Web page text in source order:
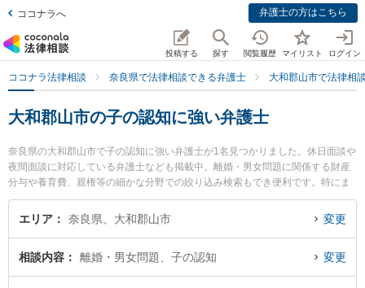
ココナラへ 弁護士の方はこちら
投稿する 探す 閲覧履歴 マイリスト ログイン
ココナラ法律相談 奈良県で法律相談できる弁護士 大和郡山市で法律相
大和郡山市の子の認知に強い弁護士
奈良県の大和郡山市で子の認知に強い弁護士が1名見つかりました。休日面談や
夜間面談に対応している弁護士なども掲載中。離婚・男女問題に関係する財産
分与や養育費、親権等の細かな分野での絞り込み検索もでき便利です。特にま
ほら法律事務所の大島 義徳弁護士のプロフィール情報や弁護士費用、強みなど
が注目されています。『大和郡山市で土日や夜間に発生した子の認知のトラブ
山市内の弁護士に相談予約したい』などでお困りの相談者さんにおすすめで
す。
エリア 奈良県、大和郡山市 変更
相談内容 離婚・男女問題、子の認知 変更